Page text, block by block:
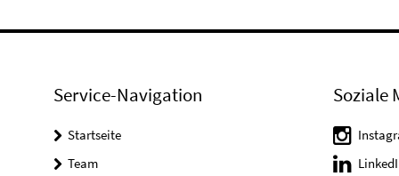
Service-Navigation
Startseite
Team
Soziale